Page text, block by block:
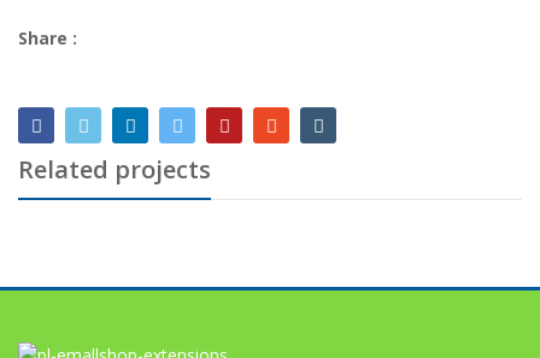
Share :
Related projects